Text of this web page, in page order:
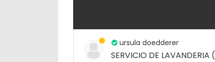
ursula doedderer
SERVICIO DE LAVANDERIA (